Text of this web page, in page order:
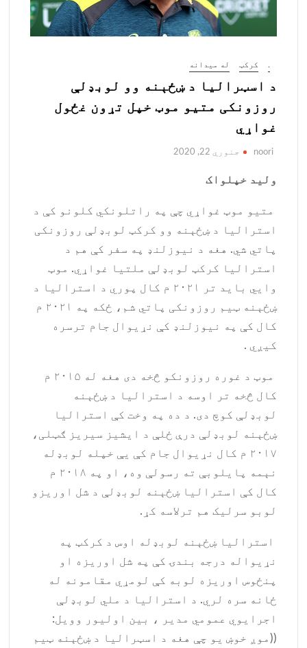
کرکټ له میدانه
د اسټرالیا د ښځېنه وو لوبډلې
روزونکی متیو موټ خپل تړون غځول
غواړي
noori جنوري 22, 2020
ولید خپلواک
متیو موټ غواړي چې په راتلونکي کلونو کې د
استراليا د ښځېنه وو کرکټ لوبډلې روزونکی
پاتي شي. هغه د نیوزلنډ په سفر کې هم د
استرالیا کرکټ لوبډلې ملتیا غواړي. موټ
وایي باید تر ۲۰۲۱ م کال پوري د استراليا د
ښځېنه ټیم روزونکی پاتي شم، ځکه په ۲۰۲۱ م
کال کې په نیوزلنډ کې نړیوال جام ترسره
کيږي .
موټ د غوره روزونکو څخه دی هغه له ۲۰۱۵ م
کال څخه تر اوسه د استراليا د ښځېنه
لوبډلې کوچ دی. د ده په وخت کې استرالیا
ښځېنه لوبډلې درې ځلې د ایشیز سیریز ګټلی،
۲۰۱۷ م کال نړیوال جام کې یې خپله لوبډله
نېمه پایلوبې ته رسولې وه، او په ۲۰۱۸ م
کال کې استراليا ښځېنه لوبډلې د شل اوریزو
لوبو سرلیک هم ترلاسه کړ.
استراليا ښځېنه لوبډله اوس د کرکټ په
نړیواله درجه بندۍ کې په شل اوریزه او
پنځوس اوریزه لوبه کې لومړي مقامونه له
ځانه سره لري. د استرالیا د ملي لوبډلې
اجرایوي عمومي مدیر ، بین اولیور وویل:
((موږ خوښ یو چې هغه د اسټرالیا د ښځېنه ټیم